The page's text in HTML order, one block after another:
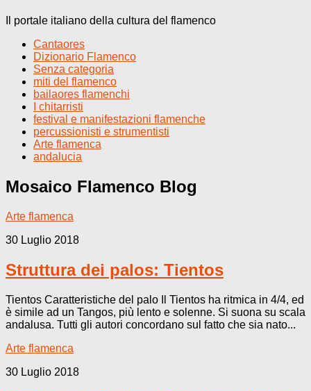
Il portale italiano della cultura del flamenco
Cantaores
Dizionario Flamenco
Senza categoria
miti del flamenco
bailaores flamenchi
I chitarristi
festival e manifestazioni flamenche
percussionisti e strumentisti
Arte flamenca
andalucia
Mosaico Flamenco Blog
Arte flamenca
30 Luglio 2018
Struttura dei palos: Tientos
Tientos Caratteristiche del palo Il Tientos ha ritmica in 4/4, ed
è simile ad un Tangos, più lento e solenne. Si suona su scala
andalusa. Tutti gli autori concordano sul fatto che sia nato...
Arte flamenca
30 Luglio 2018